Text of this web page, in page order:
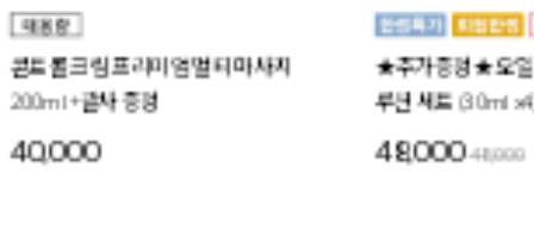
★추가증정★ 오일 인 세럼 4-세럼 솔
루션 세트 (30ml x4) +미드나이트스페
셜 세트 1세트 증정
48,000
더블 모이스처
30ml 6개
72,000